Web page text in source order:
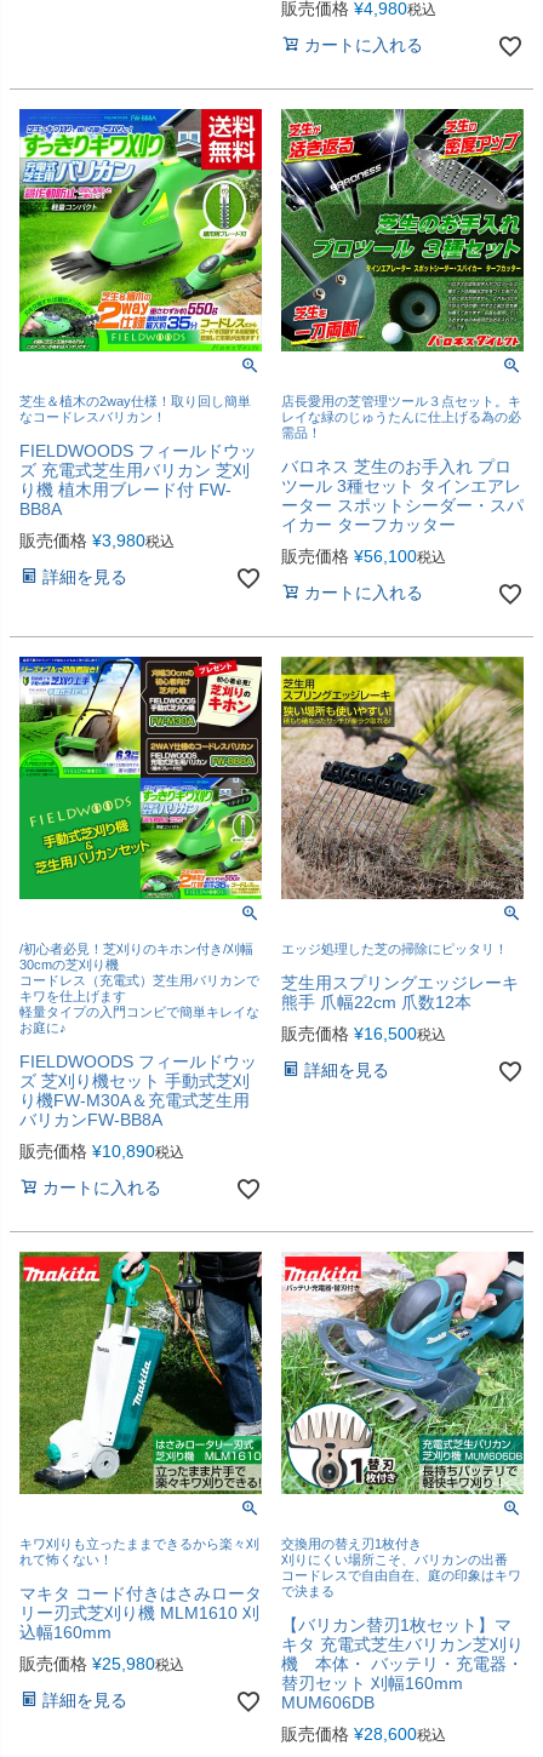
販売価格 ¥4,980税込
カートに入れる
芝生＆植木の2way仕様！取り回し簡単
なコードレスバリカン！
FIELDWOODS フィールドウッ
ズ 充電式芝生用バリカン 芝刈
り機 植木用ブレード付 FW-
BB8A
販売価格 ¥3,980税込
詳細を見る
店長愛用の芝管理ツール３点セット。キ
レイな緑のじゅうたんに仕上げる為の必
需品！
バロネス 芝生のお手入れ プロ
ツール 3種セット タインエアレ
ーター スポットシーダー・スパ
イカー ターフカッター
販売価格 ¥56,100税込
カートに入れる
/初心者必見！芝刈りのキホン付き/刈幅
30cmの芝刈り機
コードレス（充電式）芝生用バリカンで
キワを仕上げます
軽量タイプの入門コンビで簡単キレイな
お庭に♪
FIELDWOODS フィールドウッ
ズ 芝刈り機セット 手動式芝刈
り機FW-M30A＆充電式芝生用
バリカンFW-BB8A
販売価格 ¥10,890税込
カートに入れる
エッジ処理した芝の掃除にピッタリ！
芝生用スプリングエッジレーキ
熊手 爪幅22cm 爪数12本
販売価格 ¥16,500税込
詳細を見る
キワ刈りも立ったままできるから楽々刈
れて怖くない！
マキタ コード付きはさみロータ
リー刃式芝刈り機 MLM1610 刈
込幅160mm
販売価格 ¥25,980税込
詳細を見る
交換用の替え刃1枚付き
刈りにくい場所こそ、バリカンの出番
コードレスで自由自在、庭の印象はキワ
で決まる
【バリカン替刃1枚セット】マ
キタ 充電式芝生バリカン芝刈り
機 本体・ バッテリ・充電器・
替刃セット 刈幅160mm
MUM606DB
販売価格 ¥28,600税込